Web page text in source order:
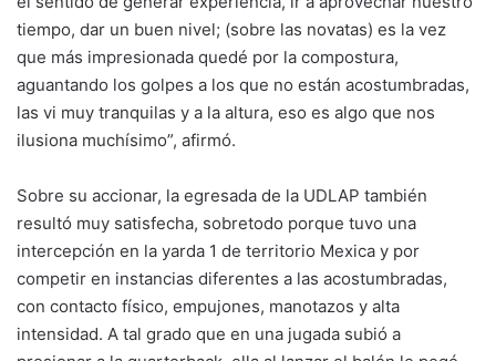
tiempo, dar un buen nivel; (sobre las novatas) es la vez
que más impresionada quedé por la compostura,
aguantando los golpes a los que no están acostumbradas,
las vi muy tranquilas y a la altura, eso es algo que nos
ilusiona muchísimo”, afirmó.
Sobre su accionar, la egresada de la UDLAP también
resultó muy satisfecha, sobretodo porque tuvo una
intercepción en la yarda 1 de territorio Mexica y por
competir en instancias diferentes a las acostumbradas,
con contacto físico, empujones, manotazos y alta
intensidad. A tal grado que en una jugada subió a